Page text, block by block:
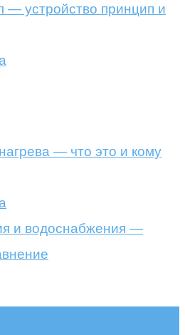
— устройство принцип и
— что это и кому
и водоснабжения —